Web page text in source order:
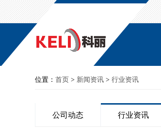
位置： 首页 > 新闻资讯 > 行业资讯
公司动态 行业资讯